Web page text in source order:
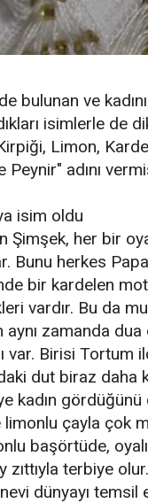
bulunan ve
isimlerle de
Limon,
Peynir" adını
isim oldu
Şimşek, her bir
Bunu herkes
bir kardelen
vardır. Bu da
aynı zamanda
var. Birisi Tortum
dut biraz daha
kadın
çayla çok
başörtüde,
zıttıyla terbiye
dünyayı temsil